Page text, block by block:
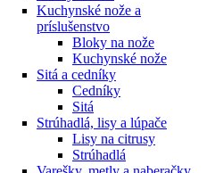
Kuchynské nože a
príslušenstvo
Bloky na nože
Kuchynské nože
Sitá a cedníky
Cedníky
Sitá
Strúhadlá, lisy a lúpače
Lisy na citrusy
Strúhadlá